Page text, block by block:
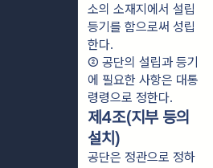
소의 소재지에서 설립
등기를 함으로써 성립
한다.
② 공단의 설립과 등기
에 필요한 사항은 대통
령령으로 정한다.
제4조(지부 등의
설치)
공단은 정관으로 정하